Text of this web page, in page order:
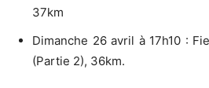
37km
Dimanche 26 avril à 17h10 :
(Partie 2), 36km.